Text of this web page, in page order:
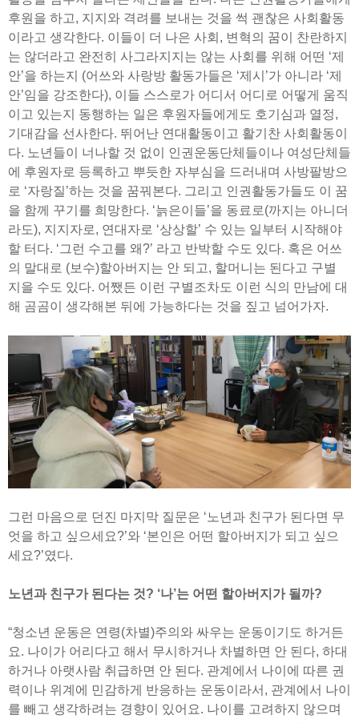
후원을 하고, 지지와 격려를 보내는 것을 썩 괜찮은 사회활동
이라고 생각한다. 이들이 더 나은 사회, 변혁의 꿈이 찬란하지
는 않더라고 완전히 사그라지지는 않는 사회를 위해 어떤 ‘제
안’을 하는지 (어쓰와 사랑방 활동가들은 ‘제시’가 아니라 ‘제
안’임을 강조한다), 이들 스스로가 어디서 어디로 어떻게 움직
이고 있는지 동행하는 일은 후원자들에게도 호기심과 열정,
기대감을 선사한다. 뛰어난 연대활동이고 활기찬 사회활동이
다. 노년들이 너나할 것 없이 인권운동단체들이나 여성단체들
에 후원자로 등록하고 뿌듯한 자부심을 드러내며 사방팔방으
로 ‘자랑질’하는 것을 꿈꿔본다. 그리고 인권활동가들도 이 꿈
을 함께 꾸기를 희망한다. ‘늙은이들’을 동료로(까지는 아니더
라도), 지지자로, 연대자로 ‘상상할’ 수 있는 일부터 시작해야
할 터다. ‘그런 수고를 왜?’ 라고 반박할 수도 있다. 혹은 어쓰
의 말대로 (보수)할아버지는 안 되고, 할머니는 된다고 구별
지을 수도 있다. 어쨌든 이런 구별조차도 이런 식의 만남에 대
해 곰곰이 생각해본 뒤에 가능하다는 것을 짚고 넘어가자.
그런 마음으로 던진 마지막 질문은 ‘노년과 친구가 된다면 무
엇을 하고 싶으세요?’와 ‘본인은 어떤 할아버지가 되고 싶으
세요?’였다.
노년과 친구가 된다는 것? ‘나’는 어떤 할아버지가 될까?
“청소년 운동은 연령(차별)주의와 싸우는 운동이기도 하거든
요. 나이가 어리다고 해서 무시하거나 차별하면 안 된다, 하대
하거나 아랫사람 취급하면 안 된다. 관계에서 나이에 따른 권
력이나 위계에 민감하게 반응하는 운동이라서, 관계에서 나이
를 빼고 생각하려는 경향이 있어요. 나이를 고려하지 않으며